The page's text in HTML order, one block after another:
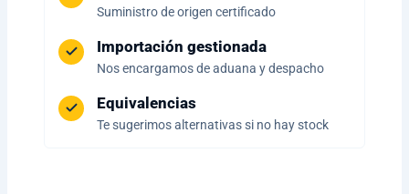
Suministro de origen certificado
Importación gestionada
Nos encargamos de aduana y despacho
Equivalencias
Te sugerimos alternativas si no hay stock